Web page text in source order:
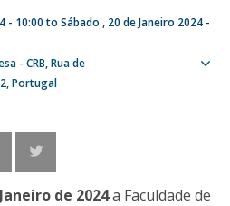
- 10:00to Sábado , 20 de Janeiro 2024 -
- CRB Rua de
Portugal
de 2024a Faculdade de